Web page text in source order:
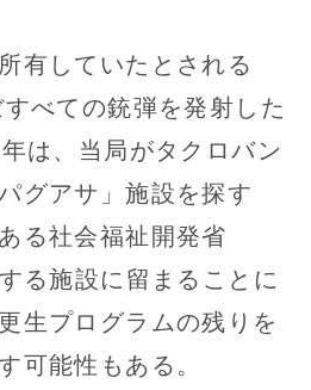
有していたとされる
べての銃弾を発射した
は、当局がタクロバン
グアサ」施設を探す
る社会福祉開発省
る施設に留まることに
生プログラムの残りを
可能性もある。